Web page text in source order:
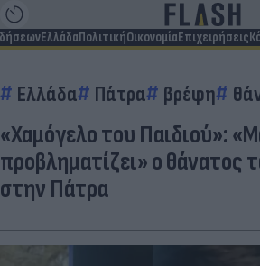
ΕλλάδαΠολιτικήΟικονομίαΕπιχειρήσεις
Ελλάδα Πάτρα βρέφη
«Χαμόγελο του Παιδιού»:
προβληματίζει» ο θάνατος
στην Πάτρα